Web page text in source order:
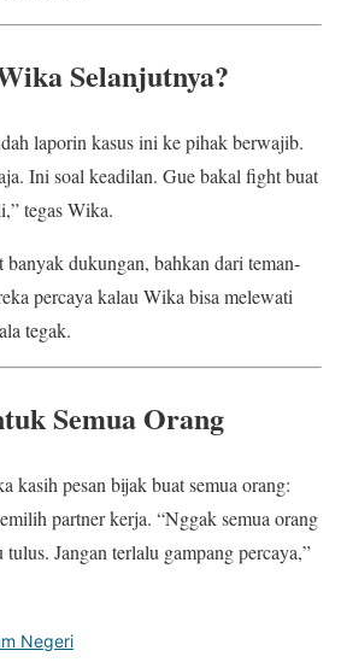
Selanjutnya?
laporin kasus ini ke pihak berwajib.
Ini soal keadilan. Gue bakal fight buat
tegas Wika.
dukungan, bahkan dari teman-
percaya kalau Wika bisa melewati
tegak.
Semua Orang
kasih pesan bijak buat semua orang:
partner kerja. “Nggak semua orang
Jangan terlalu gampang percaya,”
Negeri